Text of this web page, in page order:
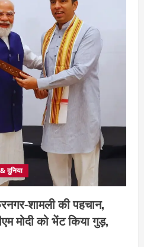
दुनिया
शामली की पहचान,
मोदी को भेंट किया गुड़,